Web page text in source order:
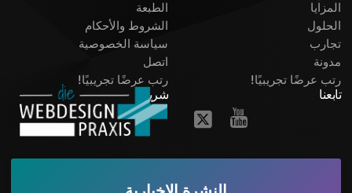
المزايا
الحلول
تجارب
مدونة
رتب عرضًا تجريبيًا!
تابعنا
الطبعة
الشروط والأحكام
سياسة الخصوصية
اتصل
رتب عرضًا تجريبيًا!
شريك